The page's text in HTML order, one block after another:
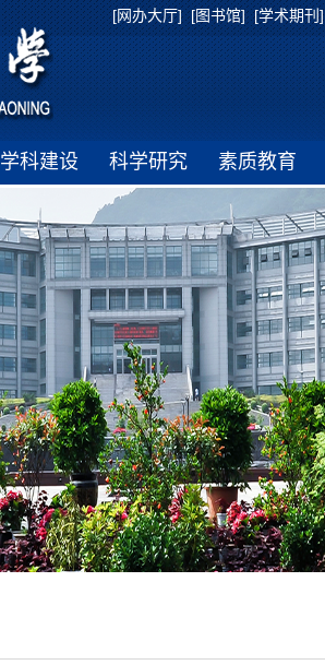
[网办大厅] [图书馆] [学术期刊]
学科建设 科学研究 素质教育